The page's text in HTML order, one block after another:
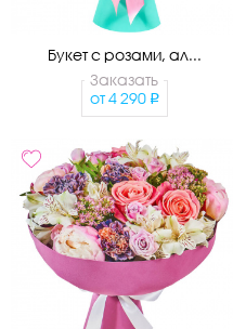
Букет с розами, ал...
Заказать
от 4 290